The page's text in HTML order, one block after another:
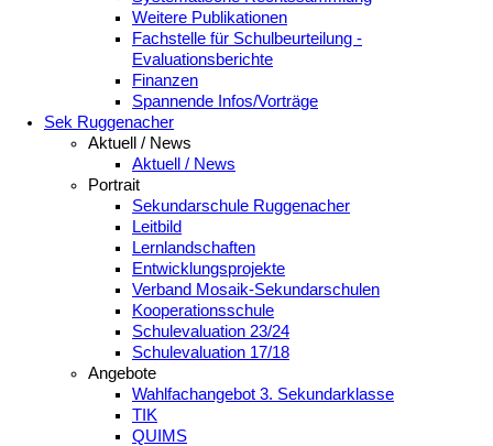
Weitere Publikationen
Fachstelle für Schulbeurteilung -
Evaluationsberichte
Finanzen
Spannende Infos/Vorträge
Sek Ruggenacher
Aktuell / News
Aktuell / News
Portrait
Sekundarschule Ruggenacher
Leitbild
Lernlandschaften
Entwicklungsprojekte
Verband Mosaik-Sekundarschulen
Kooperationsschule
Schulevaluation 23/24
Schulevaluation 17/18
Angebote
Wahlfachangebot 3. Sekundarklasse
TIK
QUIMS